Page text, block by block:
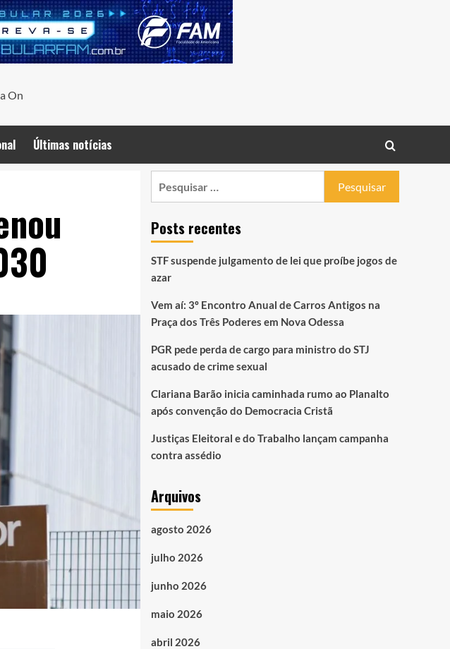
Últimas notícias
Posts recentes
STF suspende julgamento de lei que proíbe jogos de
azar
Vem aí: 3º Encontro Anual de Carros Antigos na
Praça dos Três Poderes em Nova Odessa
PGR pede perda de cargo para ministro do STJ
acusado de crime sexual
Clariana Barão inicia caminhada rumo ao Planalto
após convenção do Democracia Cristã
Justiças Eleitoral e do Trabalho lançam campanha
contra assédio
Arquivos
agosto 2026
julho 2026
junho 2026
maio 2026
abril 2026